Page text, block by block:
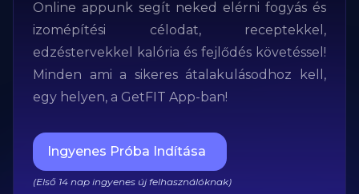
Online appunk segít neked elérni fogyás és
izomépítési célodat, receptekkel,
edzéstervekkel kalória és fejlődés követéssel!
Minden ami a sikeres átalakulásodhoz kell,
egy helyen, a GetFIT App-ban!
Ingyenes Próba Indítása
(Első 14 nap ingyenes új felhasználóknak)